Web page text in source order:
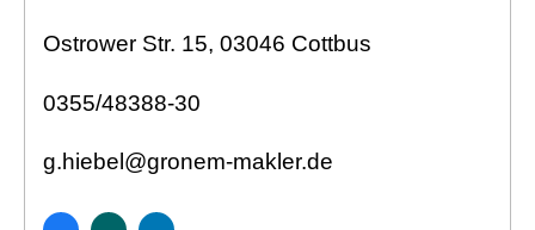
Ostrower Str. 15, 03046 Cottbus
0355/48388-30
g.hiebel@gronem-makler.de